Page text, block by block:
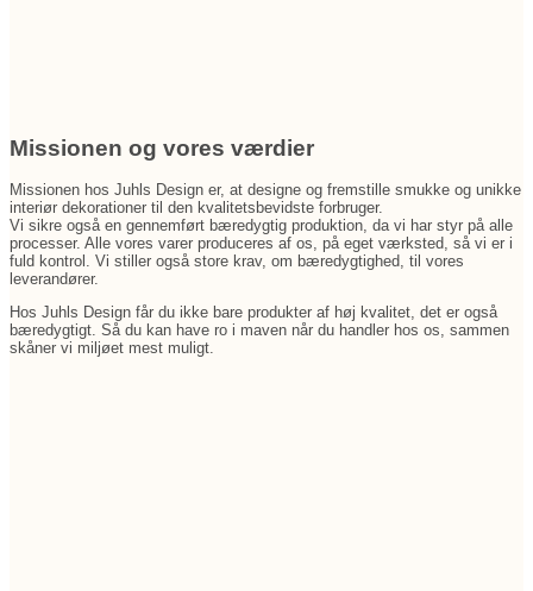
Missionen og vores værdier
Missionen hos Juhls Design er, at designe og fremstille smukke og unikke
interiør dekorationer til den kvalitetsbevidste forbruger.
Vi sikre også en gennemført bæredygtig produktion, da vi har styr på alle
processer. Alle vores varer produceres af os, på eget værksted, så vi er i
fuld kontrol. Vi stiller også store krav, om bæredygtighed, til vores
leverandører.
Hos Juhls Design får du ikke bare produkter af høj kvalitet, det er også
bæredygtigt. Så du kan have ro i maven når du handler hos os, sammen
skåner vi miljøet mest muligt.